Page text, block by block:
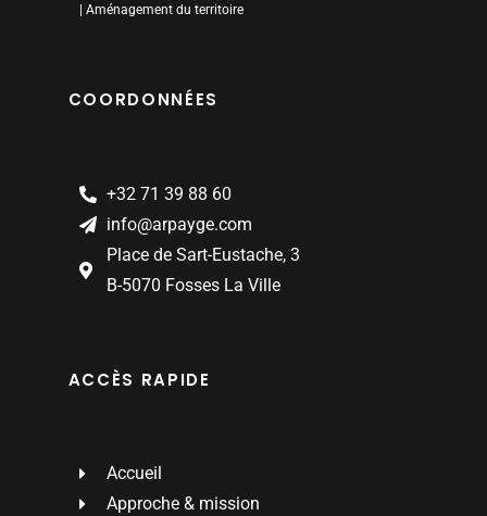
| Aménagement du territoire
COORDONNÉES
+32 71 39 88 60
info@arpayge.com
Place de Sart-Eustache, 3
B-5070 Fosses La Ville
ACCÈS RAPIDE
Accueil
Approche & mission